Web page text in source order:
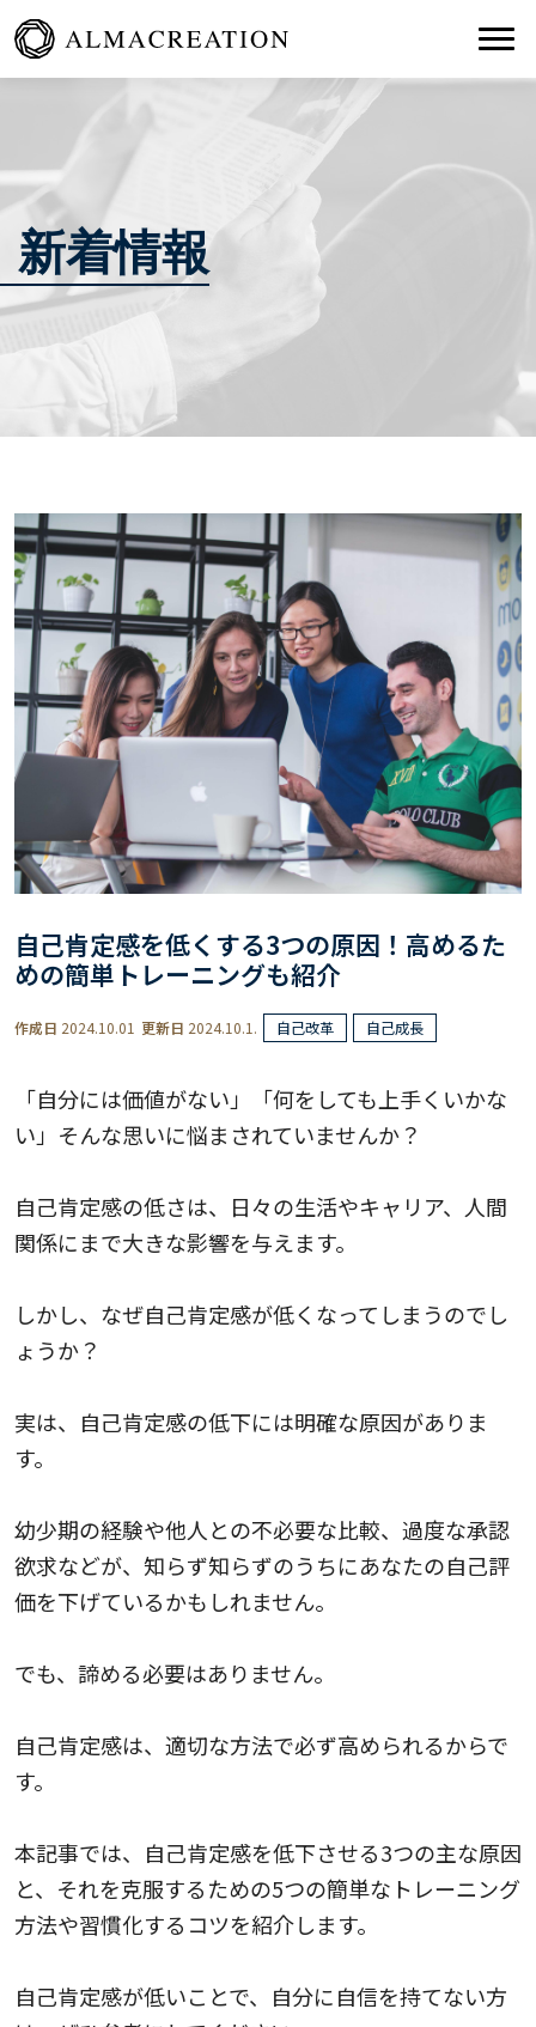
新着情報
自己肯定感を低くする3つの原因！高めるた
めの簡単トレーニングも紹介
作成日 2024.10.01 更新日 2024.10.1. 自己改革 自己成長
「自分には価値がない」「何をしても上手くいかな
い」そんな思いに悩まされていませんか？
自己肯定感の低さは、日々の生活やキャリア、人間
関係にまで大きな影響を与えます。
しかし、なぜ自己肯定感が低くなってしまうのでし
ょうか？
実は、自己肯定感の低下には明確な原因がありま
す。
幼少期の経験や他人との不必要な比較、過度な承認
欲求などが、知らず知らずのうちにあなたの自己評
価を下げているかもしれません。
でも、諦める必要はありません。
自己肯定感は、適切な方法で必ず高められるからで
す。
本記事では、自己肯定感を低下させる3つの主な原因
と、それを克服するための5つの簡単なトレーニング
方法や習慣化するコツを紹介します。
自己肯定感が低いことで、自分に自信を持てない方